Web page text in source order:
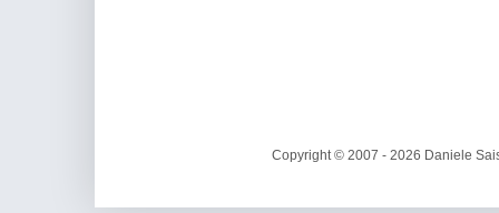
Copyright © 2007 - 2026 Daniele